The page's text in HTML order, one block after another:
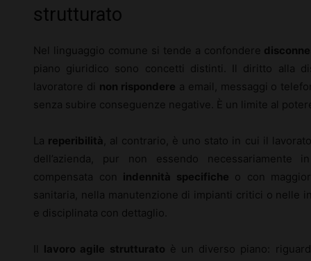
strutturato
Nel linguaggio comune si tende a confondere
piano giuridico sono concetti distinti. Il diritto alla
lavoratore di non rispondere a email, messaggi o
senza subire conseguenze negative. È un limite al
La reperibilità
, al contrario, è uno stato in cui il
dell’azienda, pur non essendo
compensata con indennità specifiche o con
sanitaria, nella manutenzione di impianti critici o nelle
e disciplinata con dettaglio.
lavoro agile strutturato è un diverso piano: